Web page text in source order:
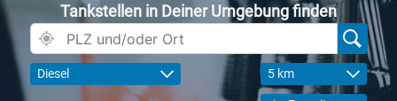
Tankstellen in Deiner Umgebung finden
Diesel 5 km